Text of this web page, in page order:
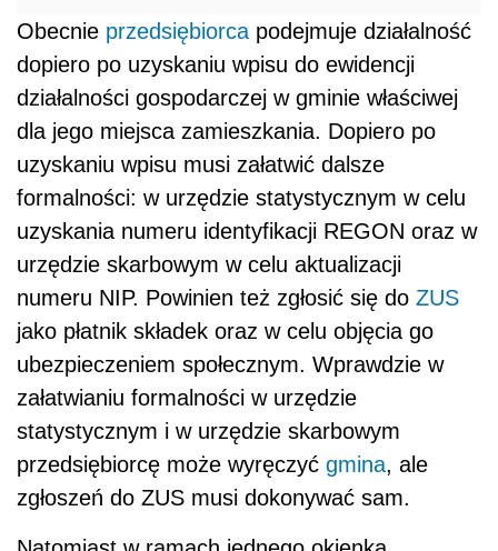
Obecnie przedsiębiorca podejmuje działalność
dopiero po uzyskaniu wpisu do ewidencji
działalności gospodarczej w gminie właściwej
dla jego miejsca zamieszkania. Dopiero po
uzyskaniu wpisu musi załatwić dalsze
formalności: w urzędzie statystycznym w celu
uzyskania numeru identyfikacji REGON oraz w
urzędzie skarbowym w celu aktualizacji
numeru NIP. Powinien też zgłosić się do ZUS
jako płatnik składek oraz w celu objęcia go
ubezpieczeniem społecznym. Wprawdzie w
załatwianiu formalności w urzędzie
statystycznym i w urzędzie skarbowym
przedsiębiorcę może wyręczyć gmina, ale
zgłoszeń do ZUS musi dokonywać sam.